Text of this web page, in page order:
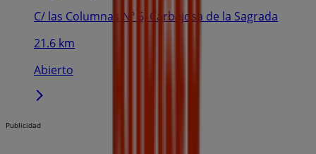
C/ las Columnas Nº 6, Carbajosa de la Sagrada
21.6 km
Abierto
Publicidad